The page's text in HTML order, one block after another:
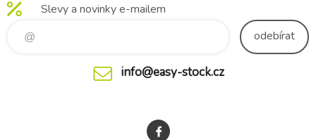
Slevy a novinky e-mailem
odebírat
info@easy-stock.cz